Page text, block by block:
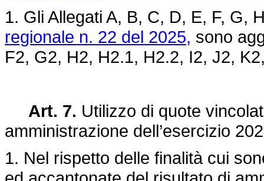
1. Gli Allegati A, B, C, D, E, F, G,
regionale n. 22 del 2025, sono
F2, G2, H2, H2.1, H2.2, I2, J2,
Art. 7. Utilizzo di quote
amministrazione dell’esercizio
1. Nel rispetto delle finalità cui